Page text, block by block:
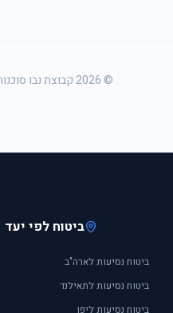
©
2026קבוצת נבו
ביטוח לפי יעד
ביטוח נסיעות לארה"ב
ביטוח נסיעות לתאילנד
ביטוח נסיעות ליפן